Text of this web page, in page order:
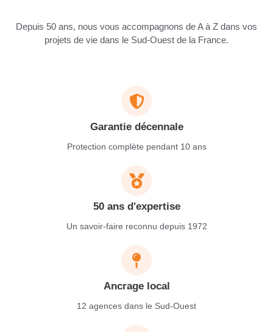
Depuis 50 ans, nous vous accompagnons de A à Z dans vos
projets de vie dans le Sud-Ouest de la France.
Garantie décennale
Protection complète pendant 10 ans
50 ans d'expertise
Un savoir-faire reconnu depuis 1972
Ancrage local
12 agences dans le Sud-Ouest